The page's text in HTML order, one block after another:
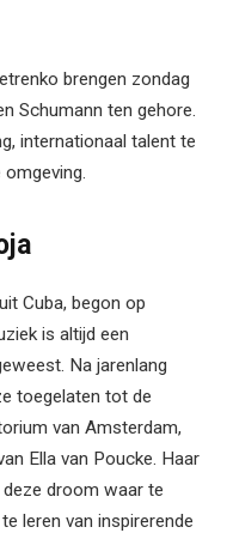
brengen zondag
Schumann ten gehore.
internationaal talent te
omgeving.
Cuba, begon op
is altijd een
Na jarenlang
toegelaten tot de
van Amsterdam,
Ella van Poucke. Haar
droom waar te
leren van inspirerende